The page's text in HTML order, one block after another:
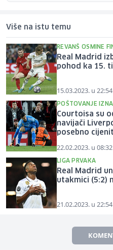
Više na istu temu
REVANŠ OSMINE
Real Madrid
pohod ka 15.
15.03.2023. u 22:54
POŠTOVANJE
Courtoisa su
navijači
posebno
22.02.2023. u 08:32
LIGA PRVAKA
Real Madrid
utakmici (5:2)
21.02.2023. u 22:54